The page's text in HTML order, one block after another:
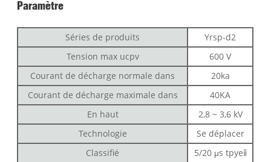
Paramètre
Séries de produits
Yrsp-d2
Tension max ucpv
600 V
Courant de décharge normale dans
20ka
Courant de décharge maximale dans
40KA
En haut
2,8 ~ 3,6 kV
Technologie
Se déplacer
Classifié
5/20 μs tpyeⅱ